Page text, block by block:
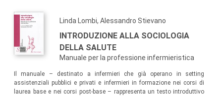
Linda Lombi, Alessandro Stievano
INTRODUZIONE ALLA SOCIOLOGIA
DELLA SALUTE
Manuale per la professione infermieristica
Il manuale – destinato a infermieri che già operano in setting
assistenziali pubblici e privati e infermieri in formazione nei corsi di
laurea base e nei corsi post-base – rappresenta un testo introduttivo